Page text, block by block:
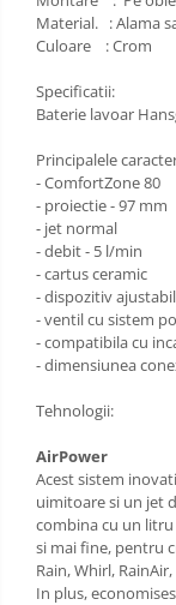
Material. : Alama
Culoare : Crom
Specificatii:
Baterie lavoar
Principalele
- ComfortZone 80
- proiectie - 97 mm
- jet normal
- debit - 5 l/min
- cartus ceramic
- dispozitiv
- ventil cu sistem
- compatibila cu
- dimensiunea
Tehnologii:
AirPower
Acest sistem
uimitoare si un jet
combina cu un
si mai fine, pentru
Rain, Whirl,
In plus,